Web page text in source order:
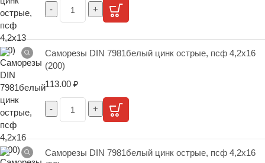
Саморезы DIN 7981белый цинк острые, псф 4,2х16
(200)
113.00 ₽
Саморезы DIN 7981белый цинк острые, псф 4,2х16